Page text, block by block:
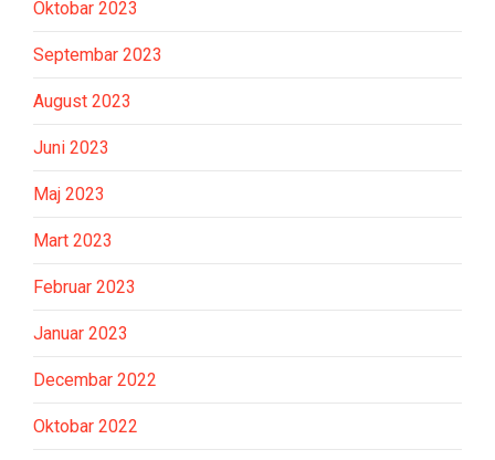
Oktobar 2023
Septembar 2023
August 2023
Juni 2023
Maj 2023
Mart 2023
Februar 2023
Januar 2023
Decembar 2022
Oktobar 2022